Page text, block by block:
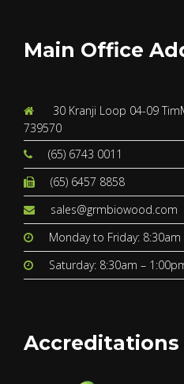
Main Office
30 Kranji Loop 04-09
739570
(65) 6743 0011
(65) 6457 8858
sales@grmbiowood.com
Monday to Friday: 8:30am
Saturday: 8:30am –
Accreditations